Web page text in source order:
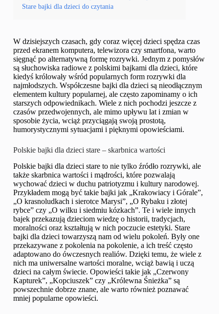
Stare bajki dla dzieci do czytania
W dzisiejszych czasach, gdy coraz więcej dzieci spędza czas
przed ekranem komputera, telewizora czy smartfona, warto
sięgnąć po alternatywną formę rozrywki. Jednym z pomysłów
są słuchowiska radiowe z polskimi bajkami dla dzieci, które
kiedyś królowały wśród popularnych form rozrywki dla
najmłodszych. Współczesne bajki dla dzieci są nieodłącznym
elementem kultury popularnej, ale często zapominamy o ich
starszych odpowiednikach. Wiele z nich pochodzi jeszcze z
czasów przedwojennych, ale mimo upływu lat i zmian w
sposobie życia, wciąż przyciągają swoją prostotą,
humorystycznymi sytuacjami i pięknymi opowieściami.
Polskie bajki dla dzieci stare – skarbnica wartości
Polskie bajki dla dzieci stare to nie tylko źródło rozrywki, ale
także skarbnica wartości i mądrości, które pozwalają
wychować dzieci w duchu patriotyzmu i kultury narodowej.
Przykładem mogą być takie bajki jak „Krakowiacy i Górale”,
„O krasnoludkach i sierotce Marysi”, „O Rybaku i złotej
rybce” czy „O wilku i siedmiu kózkach”. Te i wiele innych
bajek przekazują dzieciom wiedzę o historii, tradycjach,
moralności oraz kształtują w nich poczucie estetyki. Stare
bajki dla dzieci towarzyszą nam od wielu pokoleń. Były one
przekazywane z pokolenia na pokolenie, a ich treść często
adaptowano do ówczesnych realiów. Dzięki temu, że wiele z
nich ma uniwersalne wartości moralne, wciąż bawią i uczą
dzieci na całym świecie. Opowieści takie jak „Czerwony
Kapturek”, „Kopciuszek” czy „Królewna Śnieżka” są
powszechnie dobrze znane, ale warto również poznawać
mniej popularne opowieści.